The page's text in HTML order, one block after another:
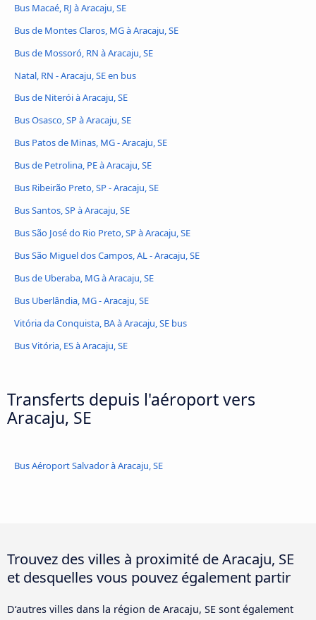
Bus Macaé, RJ à Aracaju, SE
Bus de Montes Claros, MG à Aracaju, SE
Bus de Mossoró, RN à Aracaju, SE
Natal, RN - Aracaju, SE en bus
Bus de Niterói à Aracaju, SE
Bus Osasco, SP à Aracaju, SE
Bus Patos de Minas, MG - Aracaju, SE
Bus de Petrolina, PE à Aracaju, SE
Bus Ribeirão Preto, SP - Aracaju, SE
Bus Santos, SP à Aracaju, SE
Bus São José do Rio Preto, SP à Aracaju, SE
Bus São Miguel dos Campos, AL - Aracaju, SE
Bus de Uberaba, MG à Aracaju, SE
Bus Uberlândia, MG - Aracaju, SE
Vitória da Conquista, BA à Aracaju, SE bus
Bus Vitória, ES à Aracaju, SE
Transferts depuis l'aéroport vers
Aracaju, SE
Bus Aéroport Salvador à Aracaju, SE
Trouvez des villes à proximité de Aracaju, SE
et desquelles vous pouvez également partir
D‘autres villes dans la région de Aracaju, SE sont également